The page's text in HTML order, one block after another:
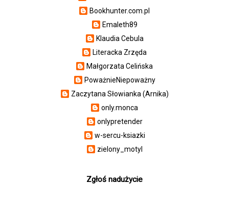
Bookhunter.com.pl
Emaleth89
Klaudia Cebula
Literacka Zrzęda
Małgorzata Celińska
PoważnieNiepoważny
Zaczytana Słowianka (Arnika)
only.monca
onlypretender
w-sercu-ksiazki
zielony_motyl
Zgłoś nadużycie